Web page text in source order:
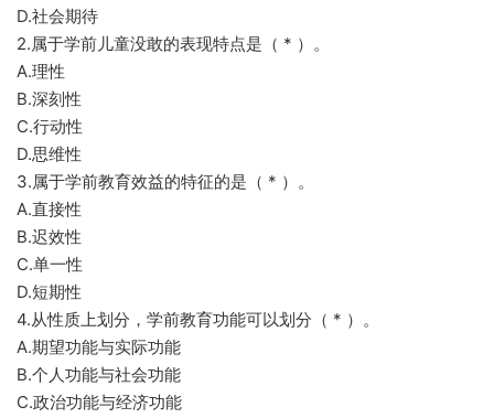
D.社会期待
2.属于学前儿童没敢的表现特点是（ * ）。
A.理性
B.深刻性
C.行动性
D.思维性
3.属于学前教育效益的特征的是（ * ）。
A.直接性
B.迟效性
C.单一性
D.短期性
4.从性质上划分，学前教育功能可以划分（ * ）。
A.期望功能与实际功能
B.个人功能与社会功能
C.政治功能与经济功能